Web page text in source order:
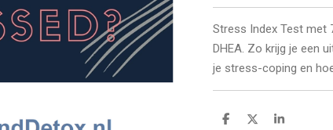
Stress Index Test met
DHEA. Zo krijg je een
je stress-coping en
D
D
S